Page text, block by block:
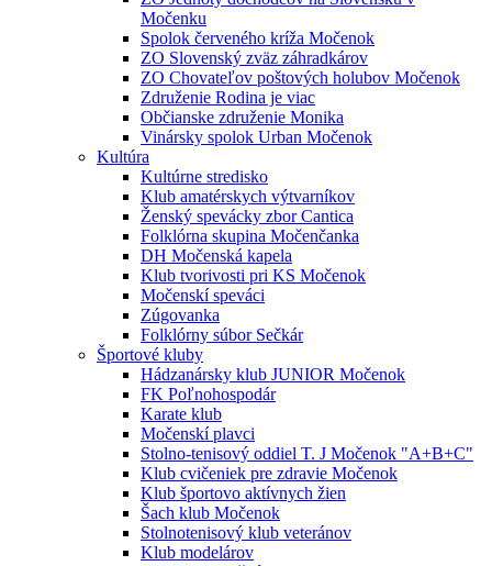
Močenku
Spolok červeného kríža Močenok
ZO Slovenský zväz záhradkárov
ZO Chovateľov poštových holubov Močenok
Združenie Rodina je viac
Občianske združenie Monika
Vinársky spolok Urban Močenok
Kultúra
Kultúrne stredisko
Klub amatérskych výtvarníkov
Ženský spevácky zbor Cantica
Folklórna skupina Močenčanka
DH Močenská kapela
Klub tvorivosti pri KS Močenok
Močenskí speváci
Zúgovanka
Folklórny súbor Sečkár
Športové kluby
Hádzanársky klub JUNIOR Močenok
FK Poľnohospodár
Karate klub
Močenskí plavci
Stolno-tenisový oddiel T. J Močenok "A+B+C"
Klub cvičeniek pre zdravie Močenok
Klub športovo aktívnych žien
Šach klub Močenok
Stolnotenisový klub veteránov
Klub modelárov